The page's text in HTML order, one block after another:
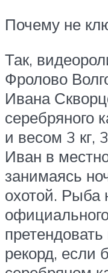
Почему не
Так,
Фролово
Ивана
серебряного
и весом 3 кг,
Иван в
занимаясь
охотой. Рыба
рекорд, если